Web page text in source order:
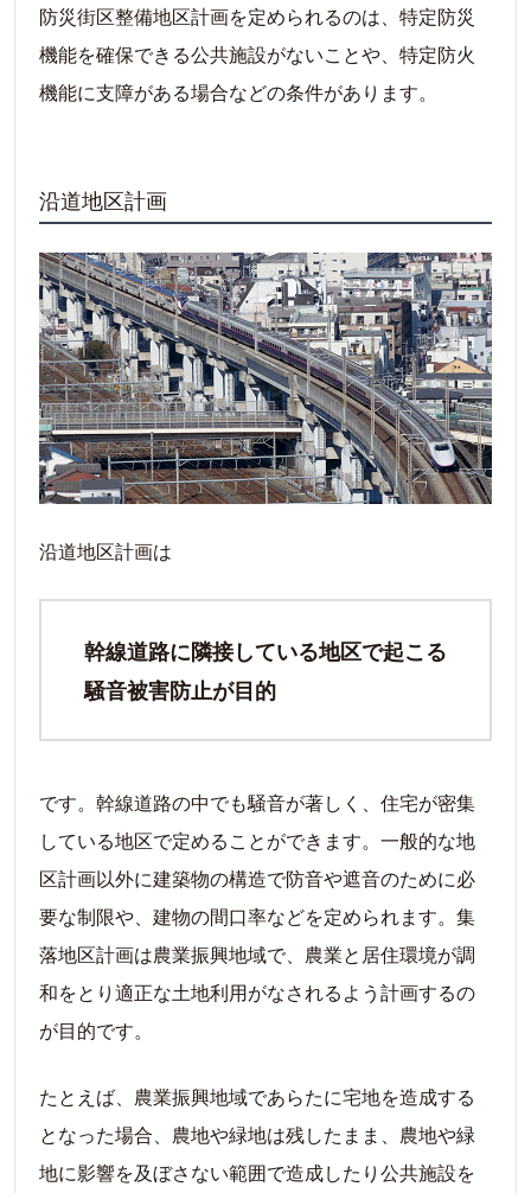
防災街区整備地区計画を定められるのは、特定防災
機能を確保できる公共施設がないことや、特定防火
機能に支障がある場合などの条件があります。
沿道地区計画
沿道地区計画は
幹線道路に隣接している地区で起こる
騒音被害防止が目的
です。幹線道路の中でも騒音が著しく、住宅が密集
している地区で定めることができます。一般的な地
区計画以外に建築物の構造で防音や遮音のために必
要な制限や、建物の間口率などを定められます。集
落地区計画は農業振興地域で、農業と居住環境が調
和をとり適正な土地利用がなされるよう計画するの
が目的です。
たとえば、農業振興地域であらたに宅地を造成する
となった場合、農地や緑地は残したまま、農地や緑
地に影響を及ぼさない範囲で造成したり公共施設を